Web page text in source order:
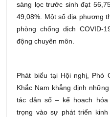
sàng lọc trước sinh đạt
49,08%. Một số địa phương
phòng chống dịch COVID-
động chuyên môn.
Phát biểu tại Hội nghị, Phó
Khắc Nam khẳng định
tác dân số – kế hoạch
trọng vào sự phát triển